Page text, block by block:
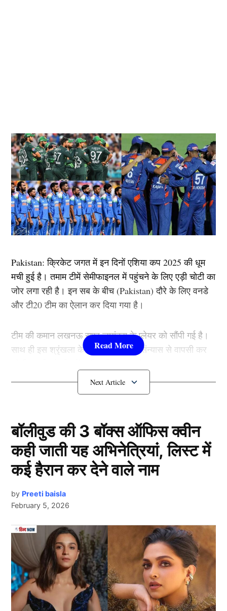
Pakistan: क्रिकेट जगत में इन दिनों एशिया कप 2025 की धूम
मची हुई है। तमाम टीमें सेमीफाइनल में पहुंचने के लिए एड़ी चोटी का
जोर लगा रही है। इन सब के बीच (Pakistan) दौरे के लिए वनडे
और टी20 टीम का ऐलान कर दिया गया है।
टीम की कमान लखनऊ सुपर जायंट्स के प्लेयर को सौंपी गई है।
साथ ही इस श्रृंखला के लिए दो साल बाद संन्यास से वापसी कर
Pakistan: इस खिलाड़ी को मिली कप्तानी
Pakistan Team
Pakistan दौरे के लिए वनडे और टी20 टीम का ऐलान कर दिया
गया है। इस बार टीम में कुछ बड़े बदलाव देखने को मिले हैं। सबसे
बड़ी चर्चा युवा बल्लेबाज मैथ्यू ब्रेट्ज़के की कप्तानी को लेकर है।
Next Article
बॉलीवुड की 3 बॉक्स ऑफिस क्वीन
कही जाती यह अभिनेत्रियां, लिस्ट में
कई हैरान कर देने वाले नाम
by Preeti baisla
February 5, 2026